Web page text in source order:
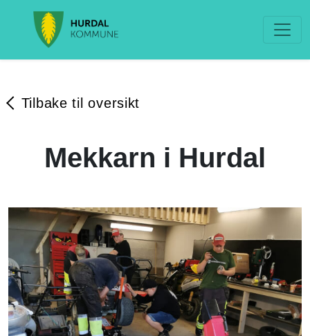
Tilbake til oversikt
Mekkarn i Hurdal